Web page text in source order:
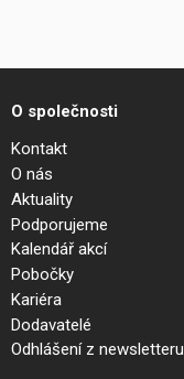
O společnosti
Kontakt
O nás
Aktuality
Podporujeme
Kalendář akcí
Pobočky
Kariéra
Dodavatelé
Odhlášení z newsletteru